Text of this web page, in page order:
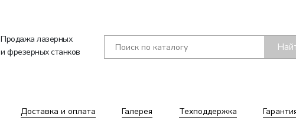
Продажа лазерных
и фрезерных станков
Доставка и оплата Галерея Техподдержка